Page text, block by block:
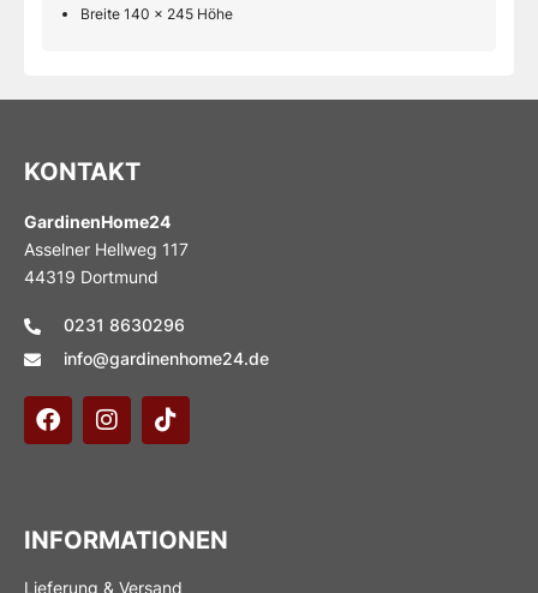
Breite 140 x 245 Höhe
KONTAKT
GardinenHome24
Asselner Hellweg 117
44319 Dortmund
0231 8630296
info@gardinenhome24.de
INFORMATIONEN
Lieferung & Versand